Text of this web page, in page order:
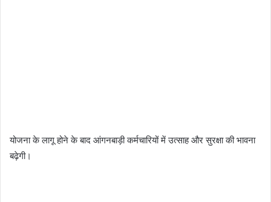
योजना के लागू होने के बाद आंगनबाड़ी कर्मचारियों में उत्साह और सुरक्षा की भावना
बढ़ेगी।